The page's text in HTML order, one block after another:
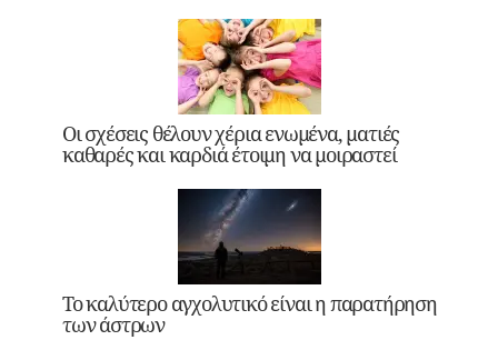
Οι σχέσεις θέλουν χέρια ενωμένα, ματιές
καθαρές και καρδιά έτοιμη να μοιραστεί
Το καλύτερο αγχολυτικό είναι η παρατήρηση
των άστρων